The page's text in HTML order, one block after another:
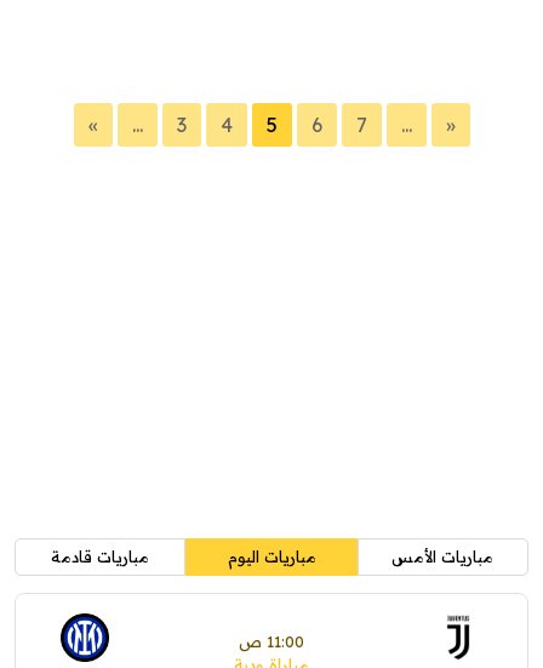
« ... 3 4 5 6 7 ... »
مباريات الأمس مباريات اليوم مباريات قادمة
11:00 ص